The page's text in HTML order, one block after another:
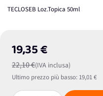
TECLOSEB Loz.Topica 50ml
19,35 €
22,10 €(IVA inclusa)
Ultimo prezzo più basso: 19,01 €